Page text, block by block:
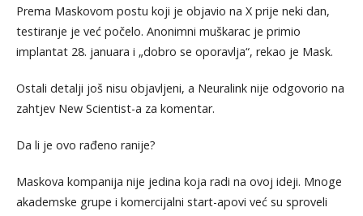
Prema Maskovom postu koji je objavio na X prije neki dan,
testiranje je već počelo. Anonimni muškarac je primio
implantat 28. januara i „dobro se oporavlja“, rekao je Mask.
Ostali detalji još nisu objavljeni, a Neuralink nije odgovorio na
zahtjev New Scientist-a za komentar.
Da li je ovo rađeno ranije?
Maskova kompanija nije jedina koja radi na ovoj ideji. Mnoge
akademske grupe i komercijalni start-apovi već su sproveli